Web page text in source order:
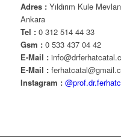
Adres :Yıldırım Kule
Ankara
Tel :0 312 514 44 33
Gsm :0 533 437 04 42
E-Mail :
E-Mail :
Instagram :